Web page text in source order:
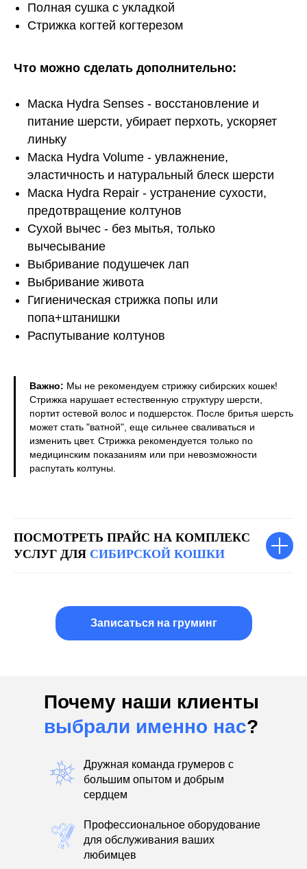
Полная сушка с укладкой
Стрижка когтей когтерезом
Что можно сделать дополнительно:
Маска Hydra Senses - восстановление и
питание шерсти, убирает перхоть, ускоряет
линьку
Маска Hydra Volume - увлажнение,
эластичность и натуральный блеск шерсти
Маска Hydra Repair - устранение сухости,
предотвращение колтунов
Сухой вычес - без мытья, только
вычесывание
Выбривание подушечек лап
Выбривание живота
Гигиеническая стрижка попы или
попа+штанишки
Распутывание колтунов
Важно: Мы не рекомендуем стрижку сибирских кошек!
Стрижка нарушает естественную структуру шерсти,
портит остевой волос и подшерсток. После бритья шерсть
может стать "ватной", еще сильнее сваливаться и
изменить цвет. Стрижка рекомендуется только по
медицинским показаниям или при невозможности
распутать колтуны.
ПОСМОТРЕТЬ ПРАЙС НА КОМПЛЕКС
УСЛУГ ДЛЯ СИБИРСКОЙ КОШКИ
Записаться на груминг
Почему наши клиенты
выбрали именно нас?
Дружная команда грумеров с
большим опытом и добрым
сердцем
Профессиональное оборудование
для обслуживания ваших
любимцев